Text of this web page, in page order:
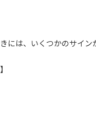
には、いくつかのサイン